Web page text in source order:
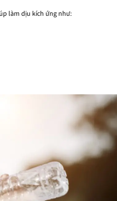
làm dịu kích ứng như: